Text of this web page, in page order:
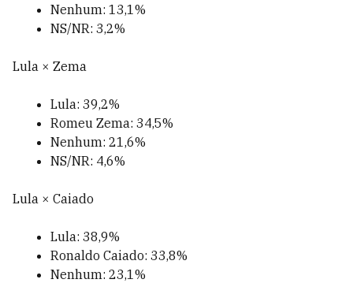
Nenhum: 13,1%
NS/NR: 3,2%
Lula × Zema
Lula: 39,2%
Romeu Zema: 34,5%
Nenhum: 21,6%
NS/NR: 4,6%
Lula × Caiado
Lula: 38,9%
Ronaldo Caiado: 33,8%
Nenhum: 23,1%